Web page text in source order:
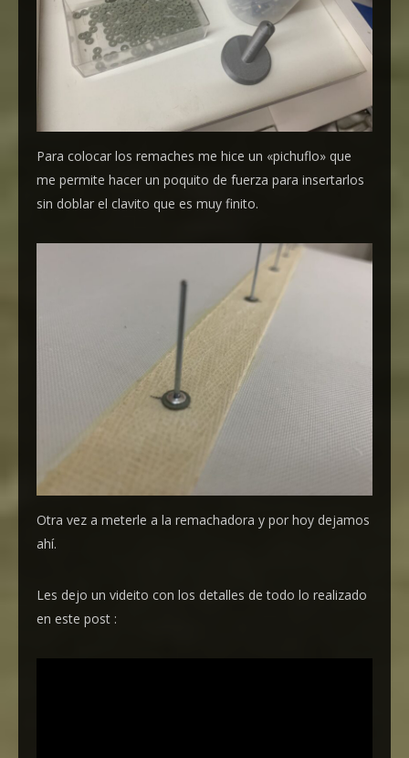
Para colocar los remaches me hice un «pichuflo» que
me permite hacer un poquito de fuerza para insertarlos
sin doblar el clavito que es muy finito.
Otra vez a meterle a la remachadora y por hoy dejamos
ahí.
Les dejo un videito con los detalles de todo lo realizado
en este post :